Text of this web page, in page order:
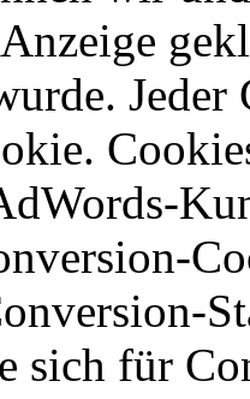
sich für